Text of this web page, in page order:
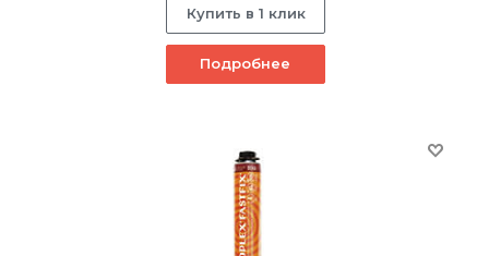
Купить в 1 клик
Подробнее